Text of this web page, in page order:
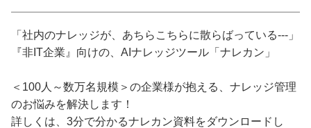
「社内のナレッジが、あちらこちらに散らばっている---」
『非IT企業』向けの、AIナレッジツール「ナレカン」
＜100人～数万名規模＞の企業様が抱える、ナレッジ管理
のお悩みを解決します！
詳しくは、3分で分かるナレカン資料をダウンロードし